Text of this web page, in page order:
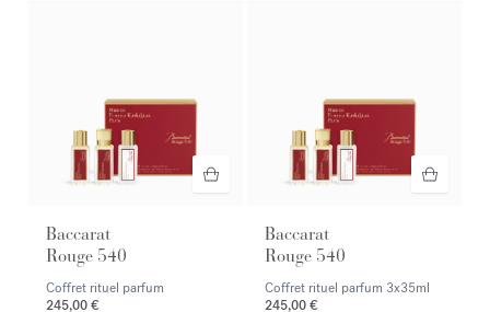
Baccarat
Rouge 540
Coffret rituel parfum
245,00 €
Baccarat
Rouge 540
Coffret rituel parfum 3x35ml
245,00 €